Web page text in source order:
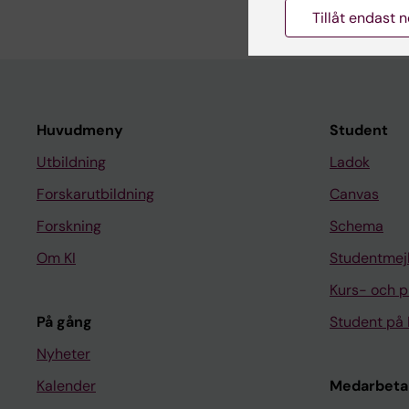
Huvudmeny
Utbildning
Forskarutbildning
Forskning
Om KI
På gång
Nyheter
Kalender
Student
Ladok
Canvas
Schema
Kurs- och
Student på
Tillåt endast